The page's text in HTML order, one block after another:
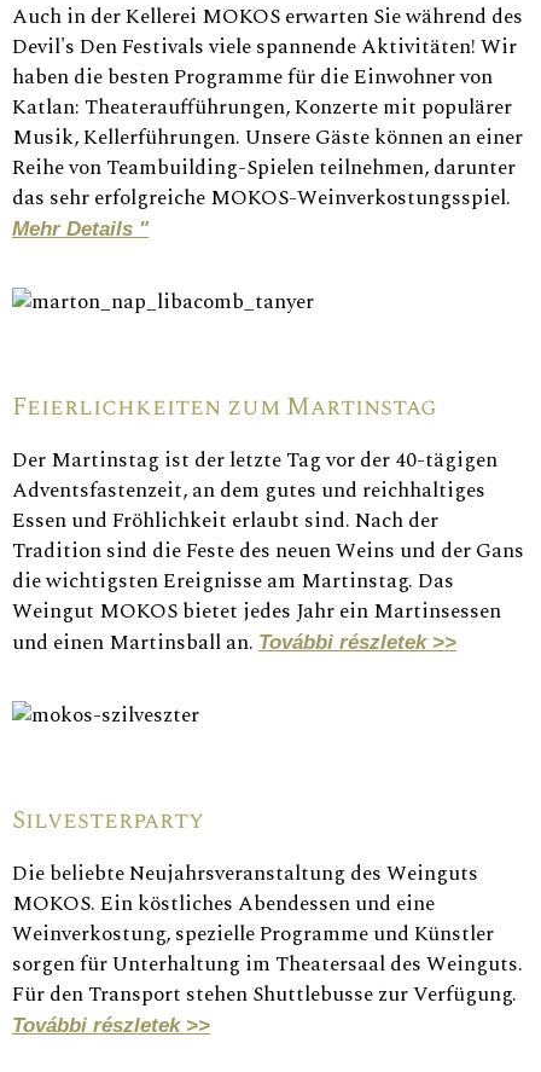
Auch in der Kellerei MOKOS erwarten Sie während des
Devil's Den Festivals viele spannende Aktivitäten! Wir
haben die besten Programme für die Einwohner von
Katlan: Theateraufführungen, Konzerte mit populärer
Musik, Kellerführungen. Unsere Gäste können an einer
Reihe von Teambuilding-Spielen teilnehmen, darunter
das sehr erfolgreiche MOKOS-Weinverkostungsspiel.
Mehr Details "
Feierlichkeiten zum Martinstag
Der Martinstag ist der letzte Tag vor der 40-tägigen
Adventsfastenzeit, an dem gutes und reichhaltiges
Essen und Fröhlichkeit erlaubt sind. Nach der
Tradition sind die Feste des neuen Weins und der Gans
die wichtigsten Ereignisse am Martinstag. Das
Weingut MOKOS bietet jedes Jahr ein Martinsessen
und einen Martinsball an. További részletek >>
Silvesterparty
Die beliebte Neujahrsveranstaltung des Weinguts
MOKOS. Ein köstliches Abendessen und eine
Weinverkostung, spezielle Programme und Künstler
sorgen für Unterhaltung im Theatersaal des Weinguts.
Für den Transport stehen Shuttlebusse zur Verfügung.
További részletek >>